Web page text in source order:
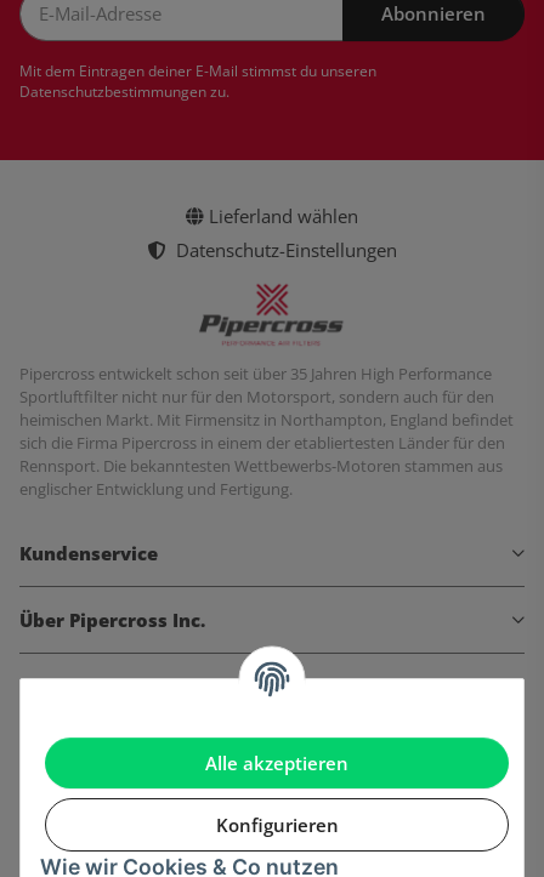
Alle akzeptieren
Konfigurieren
Wie wir Cookies & Co nutzen
Abonnieren
Mit dem Eintragen deiner E-Mail stimmst du unseren
Datenschutzbestimmungenzu.
Lieferland wählen
Datenschutz-Einstellungen
Pipercross entwickelt schon seit über 35 Jahren High Performance
Sportluftfilter nicht nur für den Motorsport, sondern auch für den
heimischen Markt. Mit Firmensitz in Northampton, England befindet
sich die Firma Pipercross in einem der etabliertesten Länder für den
Rennsport. Die bekanntesten Wettbewerbs-Motoren stammen aus
englischer Entwicklung und Fertigung.
Kundenservice
Über Pipercross Inc.
Informationen
Gesetzliche Informationen